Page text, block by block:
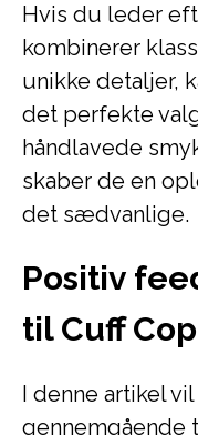
Hvis du leder
kombinerer
unikke detaljer,
det perfekte
håndlavede
skaber de en
det sædvanlige.
Positiv
til Cuff
I denne artikel
gennemgående